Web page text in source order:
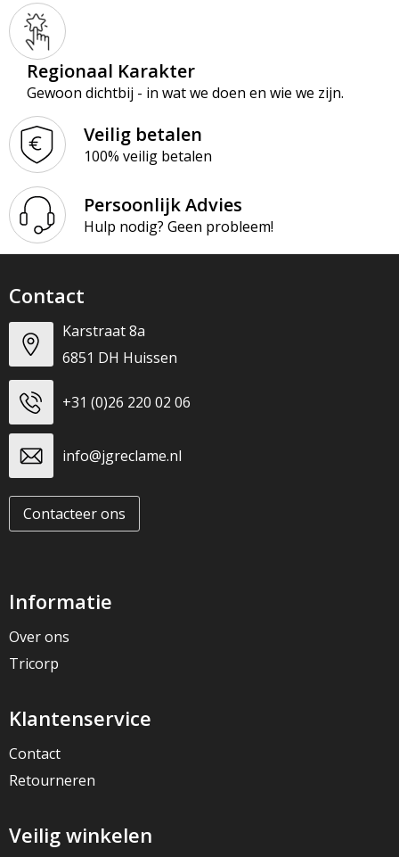
Regionaal Karakter
Gewoon dichtbij - in wat we doen en wie we zijn.
Veilig betalen
100% veilig betalen
Persoonlijk Advies
Hulp nodig? Geen probleem!
Contact
Karstraat 8a
6851 DH Huissen
+31 (0)26 220 02 06
info@jgreclame.nl
Contacteer ons
Informatie
Over ons
Tricorp
Klantenservice
Contact
Retourneren
Veilig winkelen